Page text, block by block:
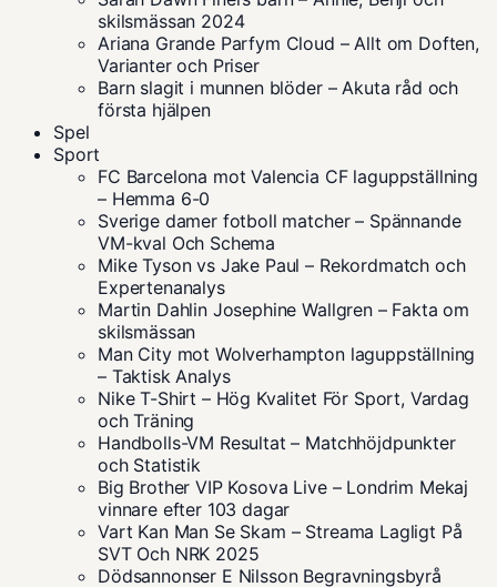
skilsmässan 2024
Ariana Grande Parfym Cloud – Allt om Doften,
Varianter och Priser
Barn slagit i munnen blöder – Akuta råd och
första hjälpen
Spel
Sport
FC Barcelona mot Valencia CF laguppställning
– Hemma 6-0
Sverige damer fotboll matcher – Spännande
VM-kval Och Schema
Mike Tyson vs Jake Paul – Rekordmatch och
Expertenanalys
Martin Dahlin Josephine Wallgren – Fakta om
skilsmässan
Man City mot Wolverhampton laguppställning
– Taktisk Analys
Nike T-Shirt – Hög Kvalitet För Sport, Vardag
och Träning
Handbolls-VM Resultat – Matchhöjdpunkter
och Statistik
Big Brother VIP Kosova Live – Londrim Mekaj
vinnare efter 103 dagar
Vart Kan Man Se Skam – Streama Lagligt På
SVT Och NRK 2025
Dödsannonser E Nilsson Begravningsbyrå